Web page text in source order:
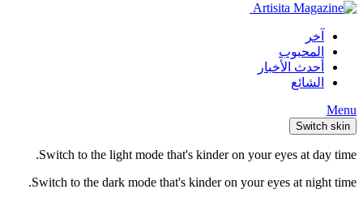
آخر
المحبوب
أحدث الأخبار
الشائع
Menu
Switch skin
Switch to the light mode that's kinder on your eyes at day time.
Switch to the dark mode that's kinder on your eyes at night time.